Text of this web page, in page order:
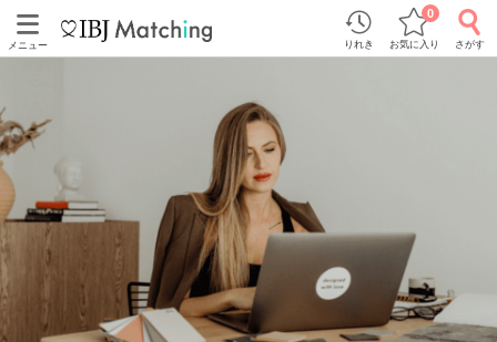
メニュー りれき お気に入り
0
さがす